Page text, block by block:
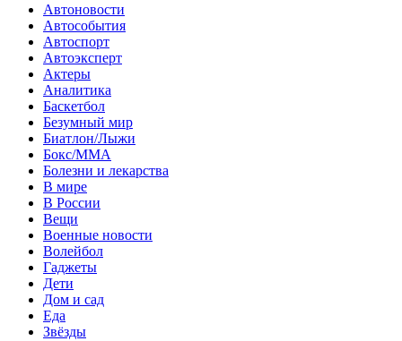
Автоновости
Автособытия
Автоспорт
Автоэксперт
Актеры
Аналитика
Баскетбол
Безумный мир
Биатлон/Лыжи
Бокс/MMA
Болезни и лекарства
В мире
В России
Вещи
Военные новости
Волейбол
Гаджеты
Дети
Дом и сад
Еда
Звёзды